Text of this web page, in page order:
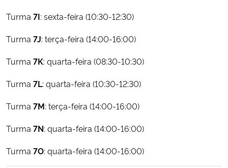
Turma 7I: sexta-feira (10:30-12:30)
Turma 7J: terça-feira (14:00-16:00)
Turma 7K: quarta-feira (08:30-10:30)
Turma 7L: quarta-feira (10:30-12:30)
Turma 7M: terça-feira (14:00-16:00)
Turma 7N: quarta-feira (14:00-16:00)
Turma 7O: quarta-feira (14:00-16:00)